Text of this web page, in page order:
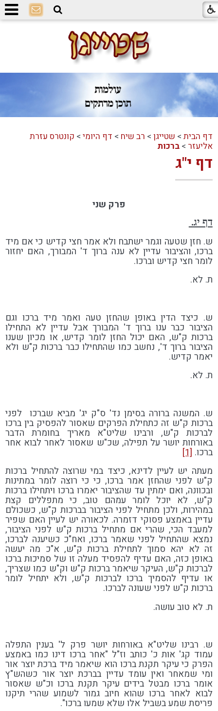
דף הבית > שטייגן > רב שיח > דף היומי > קונטרס עזרת
אליעזר >ברכות
דף י"ג
פרק שני
דף יג.
ש. חזן שטעה וגמר ישתבח ולא אמר חצי קדיש כי אם מיד
ברכו, והציבור עדיין לא ענה ברוך ד' המבורך, האם יחזור
לומר חצי קדיש וברכו.
ת. לא.
ש. כיצד הדין באופן שהחזן טעה ואמר מיד ברכו וגם
הציבור כבר ענו ברוך ד' המבורך אבל עדיין לא התחילו
ברכות ק"ש, האם יכול החזן לומר קדיש, או מכיון שענו
הציבור ברוך ד', נחשב כמו שהתחילו כבר ברכות ק"ש ולא
יאמר קדיש.
ת. לא.
ש. המשנה ברורה בסימן נד' ס"ק יג' מביא שברכו לפני
ברכות ק"ש זה כתחילת הפרקים שאסור להפסיק בין ברכו
לברכות ק"ש, ורבינו שליט"א מאריך בחומרת הדבר
באורחות יושר על תפילה, שכ"ש שאסור לאחר לבוא אחר
ברכו. [1]
מעתה יש לעיין לדינא, כיצד במי שרוצה להתחיל ברכות
ק"ש לפני שהחזן אמר ברכו, כי כי רוצה לומר במתינות
ובכוונה, ואם ימתין עד שהציבור יאמרו ברכו ויתחילו ברכות
ק"ש, לא יוכל לומר עמהם טוב, כי מתפללים קצת
במהירות, ולכן מתחיל לפני הציבור בברכות ק"ש, כשכולם
עדיין באמצע פסוקי דזמרה. לכאורה יש לעיין האם שפיר
למעבד הכי, שהרי אם מתחיל ברכות ק"ש לפני הציבור,
נמצא שהתחיל לפני שאמר ברכו, ואח"כ כשיענה לברכו,
זה לא יהא סמוך לתחילת ברכות ק"ש, א"כ מה יעשה
באופן כזה, האם עדיף להפסיד מעלה זו של סמיכות ברכו
לברכות ק"ש, העיקר שיאמר ברכות ק"ש וק"ש כמו שצריך,
או עדיף להסמיך ברכו לברכות ק"ש, ולא יתחיל לומר
ברכות ק"ש לפני שעונה לברכו.
ת. לא טוב עושה.
ש. רבינו שליט"א באורחות יושר פרק ל' בענין התפלה
עמוד קג' אות כ' כותב וז"ל "אחר ברכו דינו כמו באמצע
הפרק כי עיקר תקנת ברכו הוא שיאמר מיד ברכת יוצר אור
ומי שמאחר ואין עומד עדיין בברכת יוצר אור כשהש"ץ
אומר ברכו מבטל בידים עיקר תקנת ברכו וכ"ש שאסור
לבוא לאחר ברכו שהוא חיוב גמור לשמוע שהרי תיקנו
פריסת שמע בשביל אלו שלא שמעו ברכו".